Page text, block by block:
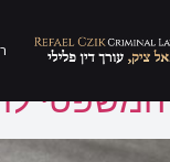
D.N.A